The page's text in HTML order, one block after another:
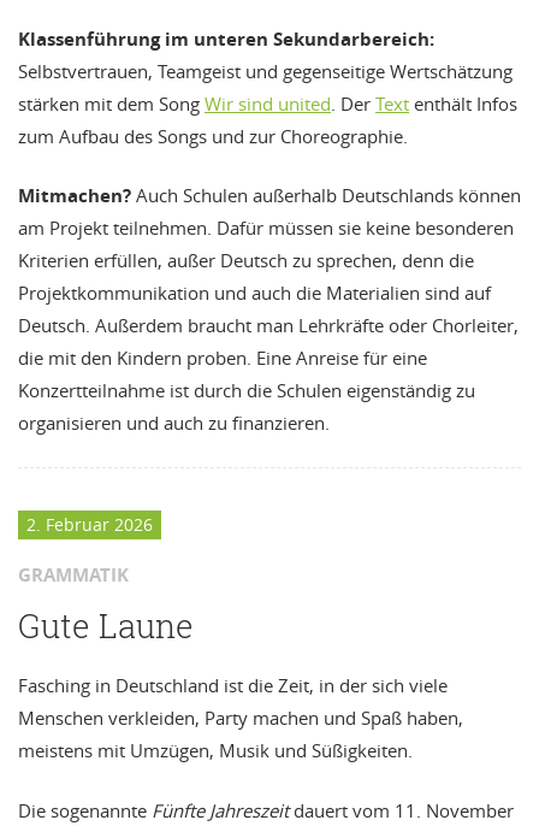
Klassenführung im unteren Sekundarbereich:
Selbstvertrauen, Teamgeist und gegenseitige Wertschätzung
stärken mit dem Song Wir sind united . Der Text enthält Infos
zum Aufbau des Songs und zur Choreographie.
Mitmachen? Auch Schulen außerhalb Deutschlands können
am Projekt teilnehmen. Dafür müssen sie keine besonderen
Kriterien erfüllen, außer Deutsch zu sprechen, denn die
Projektkommunikation und auch die Materialien sind auf
Deutsch. Außerdem braucht man Lehrkräfte oder Chorleiter,
die mit den Kindern proben. Eine Anreise für eine
Konzertteilnahme ist durch die Schulen eigenständig zu
organisieren und auch zu finanzieren.
2. Februar 2026
GRAMMATIK
Gute Laune
Fasching in Deutschland ist die Zeit, in der sich viele
Menschen verkleiden, Party machen und Spaß haben,
meistens mit Umzügen, Musik und Süßigkeiten.
Die sogenannte Fünfte Jahreszeitdauert vom 11. November